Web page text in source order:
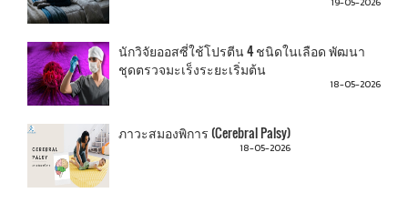
นักวิจัยออสซี่ใช้โปรตีน 4 ชนิดในเลือด พัฒนา
ชุดตรวจมะเร็งระยะเริ่มต้น
18-05-2026
ภาวะสมองพิการ (Cerebral Palsy)
18-05-2026